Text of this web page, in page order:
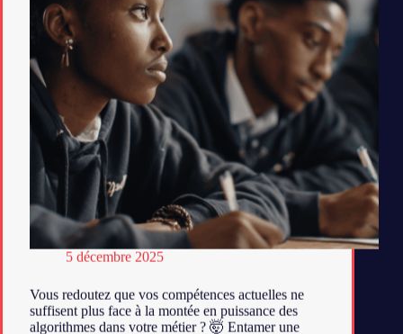
5 décembre 2025
Vous redoutez que vos compétences actuelles ne
suffisent plus face à la montée en puissance des
algorithmes dans votre métier ? 🤯 Entamer une